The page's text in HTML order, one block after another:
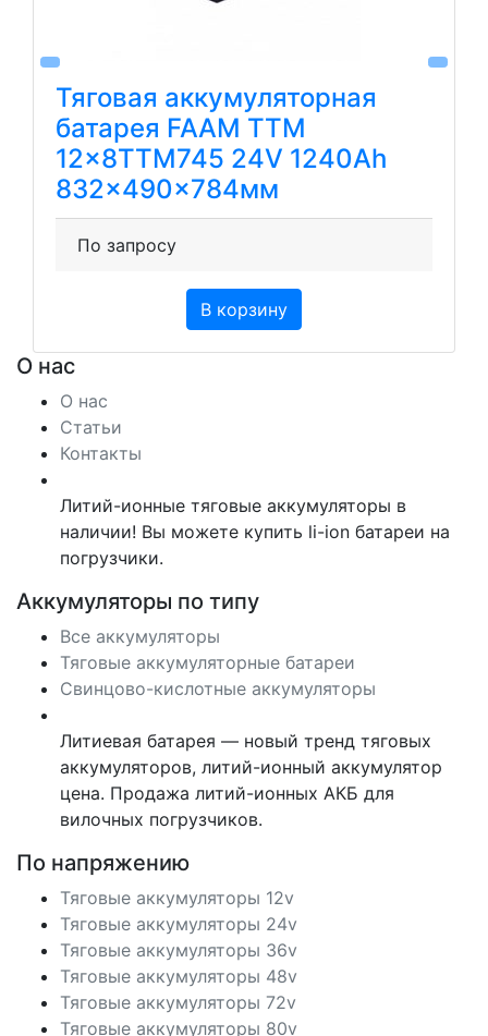
Тяговая аккумуляторная
батарея FAAM TTM
12x8TTM745 24V 1240Ah
832x490x784мм
По запросу
В корзину
О нас
О нас
Статьи
Контакты
Литий-ионные тяговые аккумуляторы в
наличии! Вы можете купить li-ion батареи на
погрузчики.
Аккумуляторы по типу
Все аккумуляторы
Тяговые аккумуляторные батареи
Свинцово-кислотные аккумуляторы
Литиевая батарея — новый тренд тяговых
аккумуляторов, литий-ионный аккумулятор
цена. Продажа литий-ионных АКБ для
вилочных погрузчиков.
По напряжению
Тяговые аккумуляторы 12v
Тяговые аккумуляторы 24v
Тяговые аккумуляторы 36v
Тяговые аккумуляторы 48v
Тяговые аккумуляторы 72v
Тяговые аккумуляторы 80v